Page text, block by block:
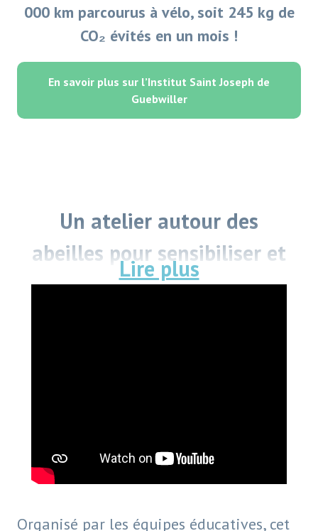
000 km parcourus à vélo, soit 245 kg de
CO₂ évités en un mois !
En savoir plus sur l’Institut Saint Joseph de
Guebwiller
Un atelier autour des
abeilles pour sensibiliser et
créer en s’amusant
Organisé par les équipes éducatives, cet